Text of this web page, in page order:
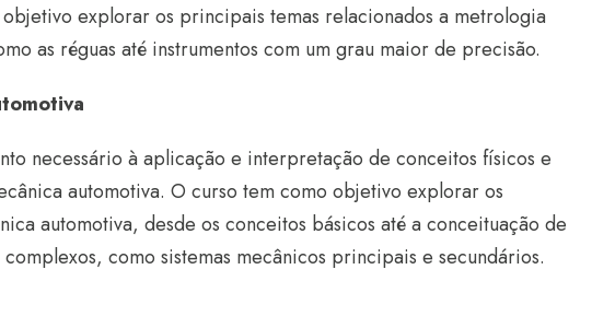
explorar os principais temas relacionados a metrologia
as réguas até instrumentos com um grau maior de precisão.
necessário à aplicação e interpretação de conceitos físicos e
automotiva. O curso tem como objetivo explorar os
automotiva, desde os conceitos básicos até a conceituação de
como sistemas mecânicos principais e secundários.